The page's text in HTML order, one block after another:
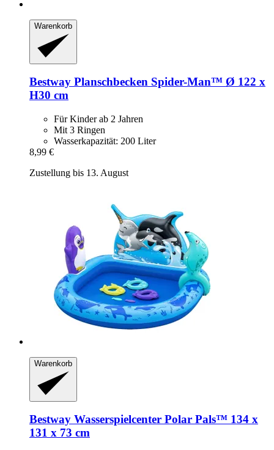
Warenkorb
Bestway Planschbecken Spider-​Man™ Ø 122 x
H30 cm
Für Kinder ab 2 Jahren
Mit 3 Ringen
Wasserkapazität: 200 Liter
8,99 €
Zustellung bis 13. August
Warenkorb
Bestway Wasserspielcenter Polar Pals™ 134 x
131 x 73 cm